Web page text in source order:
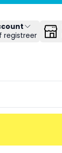
registreer